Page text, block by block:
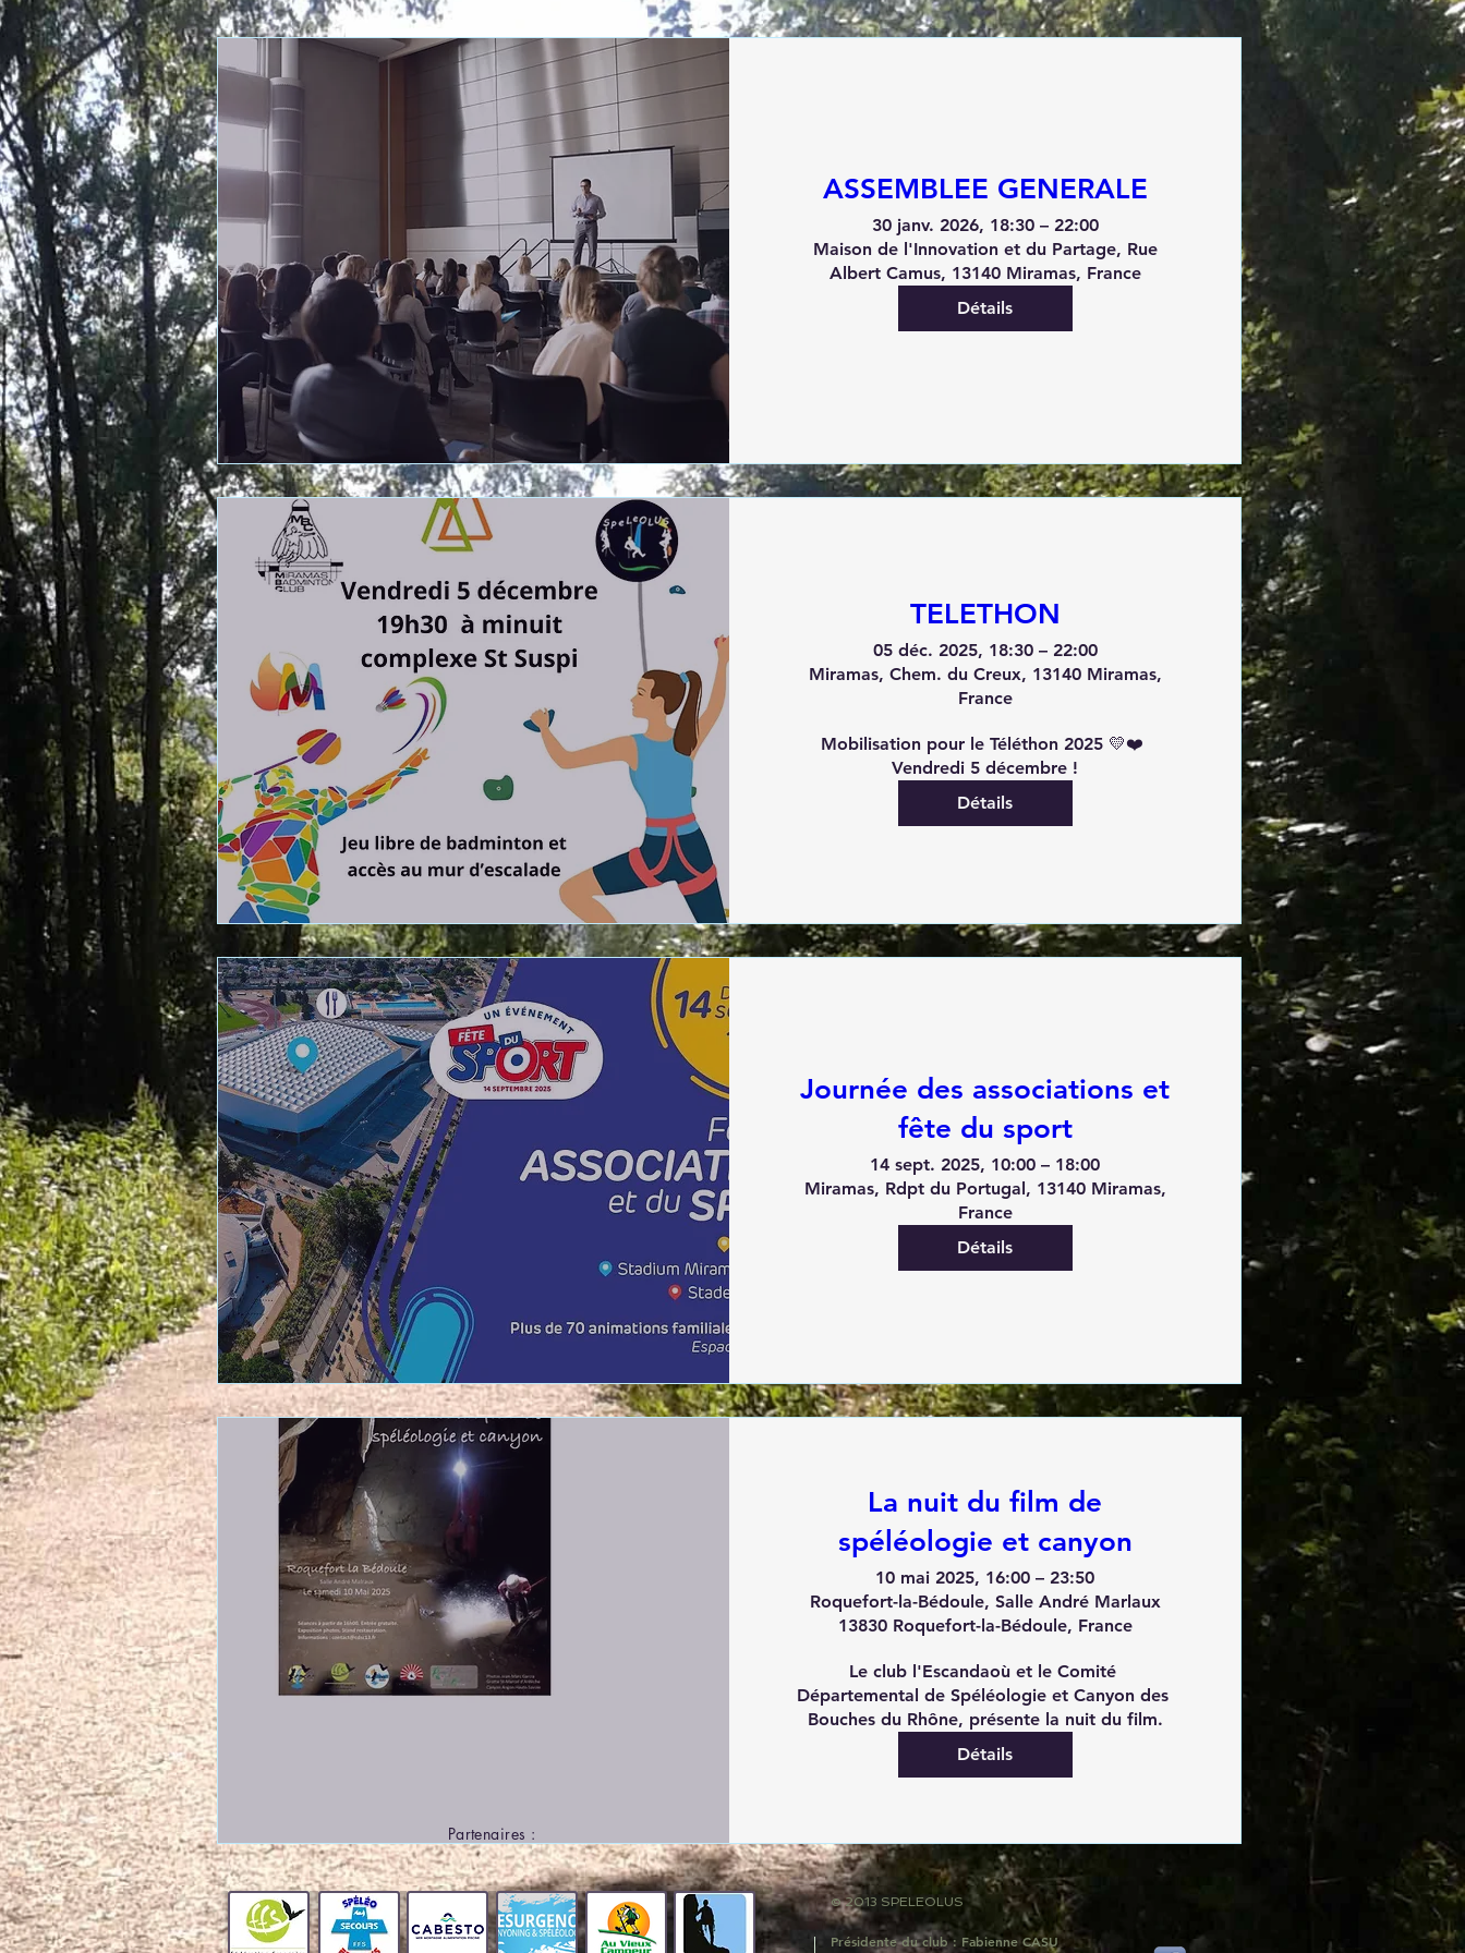
ASSEMBLEE GENERALE
30 janv. 2026, 18:30 – 22:00
Maison de l'Innovation et du Partage, Rue
Albert Camus, 13140 Miramas, France
Détails
TELETHON
05 déc. 2025, 18:30 – 22:00
Miramas, Chem. du Creux, 13140 Miramas,
France
Mobilisation pour le Téléthon 2025 💛❤️
Détails
Journée des associations et
fête du sport
14 sept. 2025, 10:00 – 18:00
Miramas, Rdpt du Portugal, 13140 Miramas,
France
Détails
La nuit du film de
spéléologie et canyon
10 mai 2025, 16:00 – 23:50
Roquefort-la-Bédoule, Salle André Marlaux
13830 Roquefort-la-Bédoule, France
Le club l'Escandaoù et le Comité
Départemental de Spéléologie et Canyon des
Bouches du Rhône, présente la nuit du film.
Détails
Partenaires :
© 2013 SPELEOLUS
Présidente du club : Fabienne CASU